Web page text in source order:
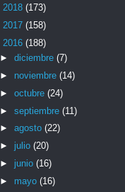
2018 (173)
2017 (158)
2016 (188)
► diciembre (7)
► noviembre (14)
► octubre (24)
► septiembre (11)
► agosto (22)
► julio (20)
► junio (16)
► mayo (16)